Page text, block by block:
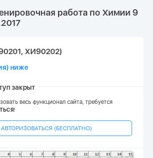
работа по Химии 9
ХИ90202)
ниже
закрыт
весь функционал сайта, требуется
!
АВТОРИЗОВАТЬСЯ (БЕСПЛАТНО)